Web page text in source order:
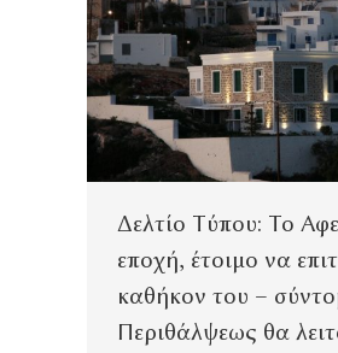
Δελτίο Τύπου: Το
εποχή, έτοιμο να
καθήκον του –
Περιθάλψεως θα